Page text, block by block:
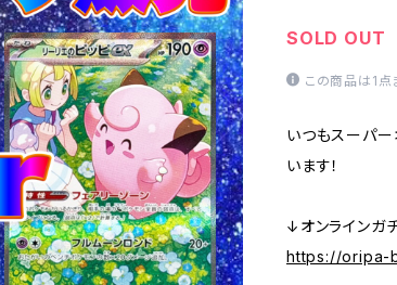
SOLD OUT
この商品は1点
いつもスーパー
います！
↓オンラインガ
https://oripa-